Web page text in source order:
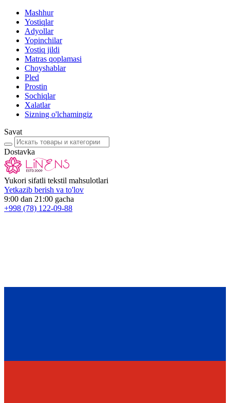
Mashhur
Yostiqlar
Adyollar
Yopinchilar
Yostiq jildi
Matras qoplamasi
Choyshablar
Pled
Prostin
Sochiqlar
Xalatlar
Sizning o'lchamingiz
Savat
Dostavka
Yukori sifatli tekstil mahsulotlari
Yetkazib berish va to'lov
9:00 dan 21:00 gacha
+998 (78) 122-09-88